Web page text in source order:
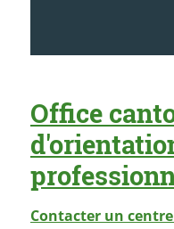
Office
Contacter un